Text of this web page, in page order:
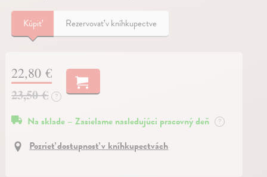
Kúpiť Rezervovať v kníhkupectve
22,80 €
23,50 €
?
Na sklade – Zasielame nasledujúci pracovný deň ?
Pozrieť dostupnosť v kníhkupectvách